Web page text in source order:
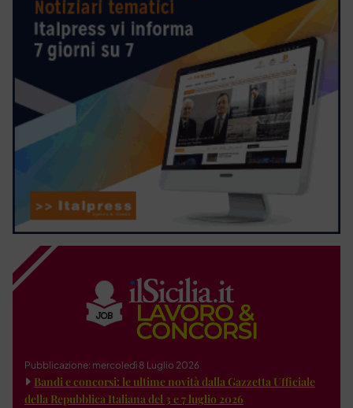
Pubblicazione: mercoledì 8 Luglio 2026
Bandi e concorsi: le ultime novità dalla Gazzetta Ufficiale
della Repubblica Italiana del 3 e 7 luglio 2026